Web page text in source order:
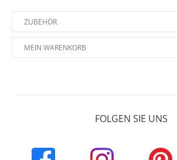
ZUBEHÖR
MEIN WARENKORB
FOLGEN SIE UNS